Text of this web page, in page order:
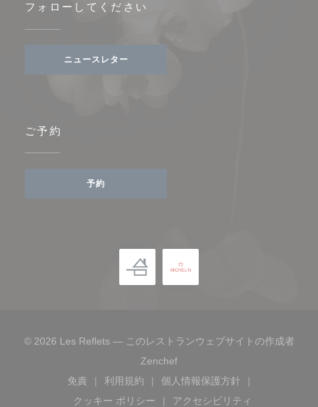
フォローしてください
ニュースレター
ご予約
予約
© 2026 Les Reflets — このレストランウェブサイトの作成者
Zenchef((新しいウィンドウで開きます
免責
((新しいウィンドウで開きます))
利用規約
((新しいウィンドウで開きます))
個人情報保護方針
((新しいウィンドウで
クッキー ポリシー
アクセシビリティ